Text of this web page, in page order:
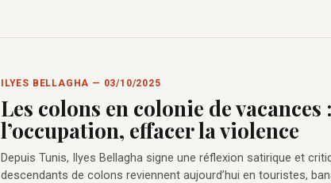
ILYES BELLAGHA — 03/10/2025
Les colons en colonie de
l’occupation, effacer la violence
Depuis Tunis, Ilyes Bellagha signe une réflexion satirique et
descendants de colons reviennent aujourd’hui en touristes,